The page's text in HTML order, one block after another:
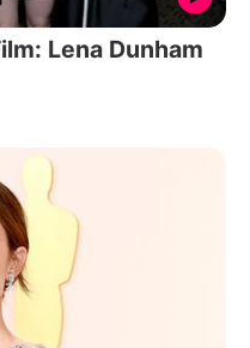
Lena Dunham